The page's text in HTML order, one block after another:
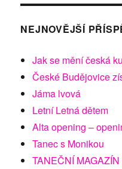
NEJNOVĚJŠÍ
Jak se mění česká
České Budějovice
Jáma lvová
Letní Letná dětem
Alta opening –
Tanec s Monikou
TANEČNÍ